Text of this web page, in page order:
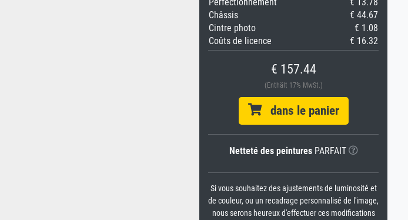
Châssis
€ 44.67
Cintre photo
€ 1.08
Coûts de licence
€ 16.32
€ 157.44
(Enthält 17% MwSt.)
dans le panier
Netteté des peinturesPARFAIT
Si vous souhaitez des ajustements de luminosité et
de couleur, ou un recadrage personnalisé de l'image,
nous serons heureux d'effectuer ces modifications